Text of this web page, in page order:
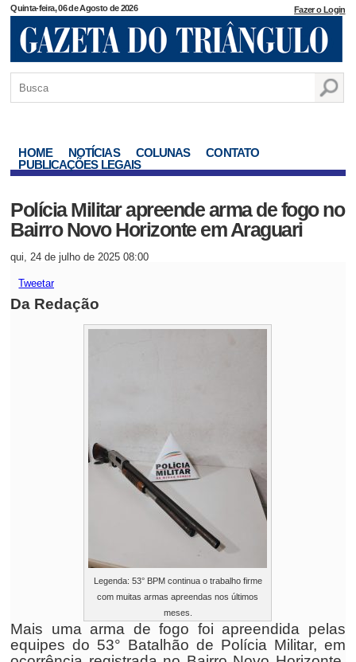
Quinta-feira, 06 de Agosto de 2026 Fazer o Login
HOME NOTÍCIAS COLUNAS
CONTATO
PUBLICAÇÕES LEGAIS
Polícia Militar apreende arma de fogo no
Bairro Novo Horizonte em Araguari
qui, 24 de julho de 2025 08:00
Tweetar
Da Redação
Legenda: 53° BPM continua o trabalho firme
com muitas armas apreendas nos últimos
meses.
Mais uma arma de fogo foi apreendida pelas
equipes do 53° Batalhão de Polícia Militar, em